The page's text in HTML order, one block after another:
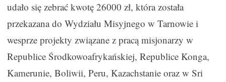
udało się zebrać kwotę 26000 zł, która została
przekazana do Wydziału Misyjnego w Tarnowie i
wesprze projekty związane z pracą misjonarzy w
Republice Środkowoafrykańskiej, Republice Konga,
Kamerunie, Boliwii, Peru, Kazachstanie oraz w Sri